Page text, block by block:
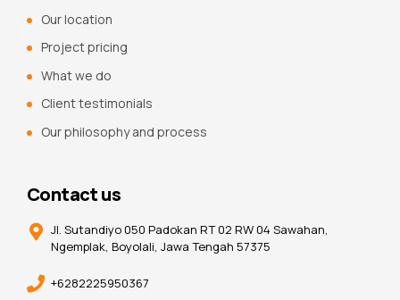
Our location
Project pricing
What we do
Client testimonials
Our philosophy and process
Contact us
Jl. Sutandiyo 050 Padokan RT 02 RW 04 Sawahan,
Ngemplak, Boyolali, Jawa Tengah 57375
+6282225950367